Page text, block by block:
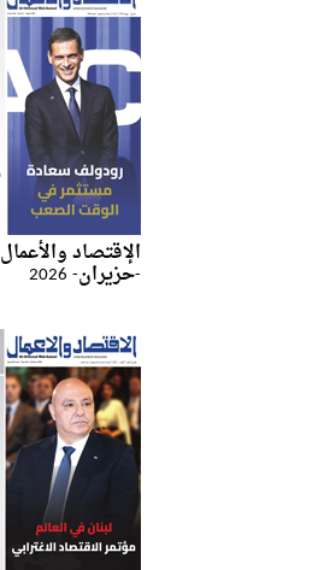
الإقتصاد والأعمال
-حزيران- 2026